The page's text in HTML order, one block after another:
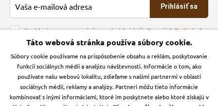
Veľkoobchod
Obchodné podmienky
Kontakt
Podmienky ochrany osobných údajov
Zásady používanie cookies a Google Analytics
Prihlásiť sa
Souhlasím se zpracováním osobních údajů dle našichPodmínek
ochrany osobních údajů
Krmiva Pučálka na sociálnych sieťach
Instagran Facebook
Táto webová stránka používa súbory cookie.
Súbory cookie používame na prispôsobenie obsahu a reklám, poskytovanie
funkcií sociálnych médií a analýzu návštevnosti. Informácie o tom, ako
používate našu webovú lokalitu, zdieľame s našimi partnermi v oblasti
sociálnych médií, reklamy a analýzy. Partneri môžu tieto informácie
kombinovať s inými informáciami, ktoré im poskytnete alebo ktoré získajú v